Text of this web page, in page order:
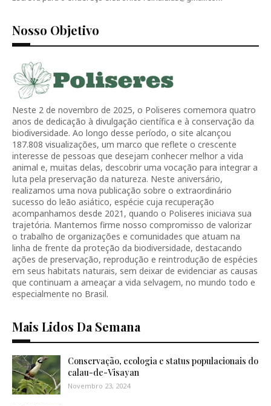
Nosso Objetivo
Neste 2 de novembro de 2025, o Poliseres comemora quatro
anos de dedicação à divulgação científica e à conservação da
biodiversidade. Ao longo desse período, o site alcançou
187.808 visualizações, um marco que reflete o crescente
interesse de pessoas que desejam conhecer melhor a vida
animal e, muitas delas, descobrir uma vocação para integrar a
luta pela preservação da natureza. Neste aniversário,
realizamos uma nova publicação sobre o extraordinário
sucesso do leão asiático, espécie cuja recuperação
acompanhamos desde 2021, quando o Poliseres iniciava sua
trajetória. Mantemos firme nosso compromisso de valorizar
o trabalho de organizações e comunidades que atuam na
linha de frente da proteção da biodiversidade, destacando
ações de preservação, reprodução e reintrodução de espécies
em seus habitats naturais, sem deixar de evidenciar as causas
que continuam a ameaçar a vida selvagem, no mundo todo e
especialmente no Brasil.
Mais Lidos Da Semana
Conservação, ecologia e status populacionais do
calau-de-Visayan
Novembro 23, 2024